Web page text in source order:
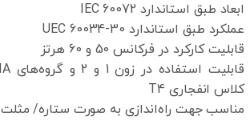
ابعاد طبق استاندارد IEC 60072
عملکرد طبق استاندارد UEC 60034-30
قابلیت کارکرد در فرکانس 50 و 60 هرتز
کلاس انفجاری T4
مناسب جهت راه‌اندازی به صورت ستاره/ مثلت